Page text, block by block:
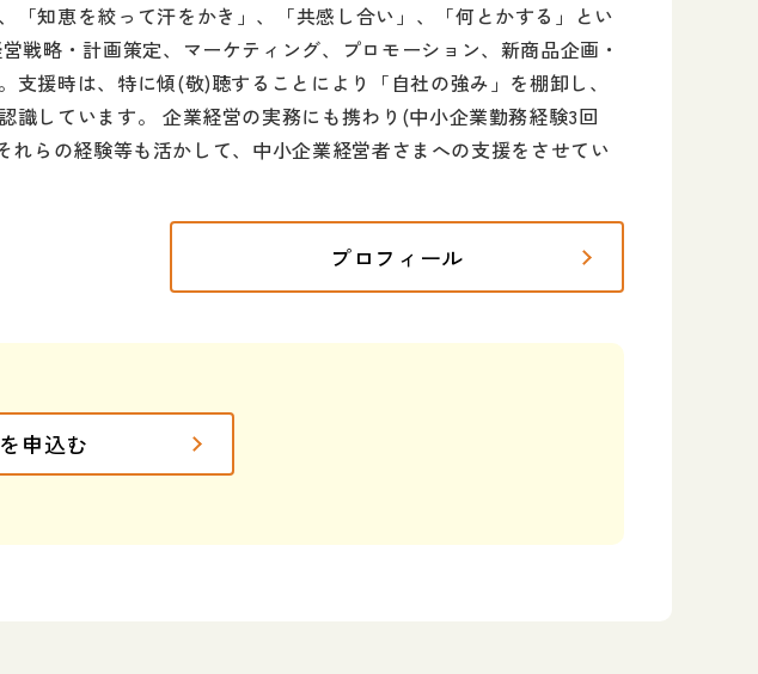
「知恵を絞って汗をかき」、「共感し合い」、「何とかする」とい
戦略・計画策定、マーケティング、プロモーション、新商品企画・
援時は、特に傾(敬)聴することにより「自社の強み」を棚卸し、
識しています。 企業経営の実務にも携わり(中小企業勤務経験3回
らの経験等も活かして、中小企業経営者さまへの支援をさせてい
プロフィール
申込む